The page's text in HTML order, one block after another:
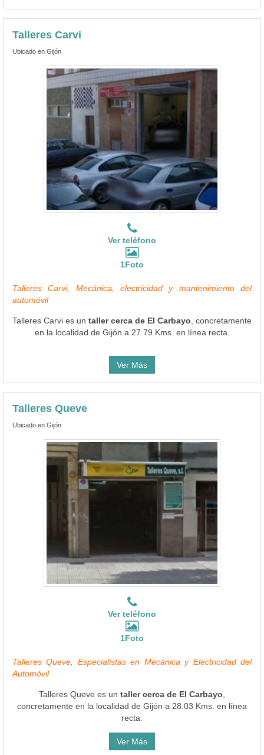
Talleres Carvi
Ubicado en Gijón
Ver teléfono
1Foto
Talleres Carvi, Mecánica, electricidad y mantenimiento del
automóvil
Talleres Carvi es un taller cerca de El Carbayo , concretamente
en la localidad de Gijón a 27.79 Kms. en línea recta.
Ver Más
Talleres Queve
Ubicado en Gijón
Ver teléfono
1Foto
Talleres Queve, Especialistas en Mecánica y Electricidad del
Automóvil
Talleres Queve es un taller cerca de El Carbayo
concretamente en la localidad de Gijón a 28.03 Kms. en línea
recta.
Ver Más